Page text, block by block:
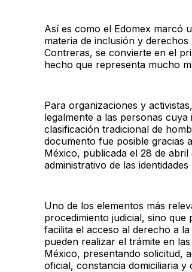
Así es como el Edomex marcó
materia de inclusión y
Contreras, se convierte en el
hecho que representa mucho
Para organizaciones y
legalmente a las personas
clasificación tradicional de
documento fue posible gracias
México, publicada el 28 de
administrativo de las
Uno de los elementos más
procedimiento judicial, sino
facilita el acceso al derecho a
pueden realizar el trámite en
México, presentando solicitud,
oficial, constancia domiciliaria y